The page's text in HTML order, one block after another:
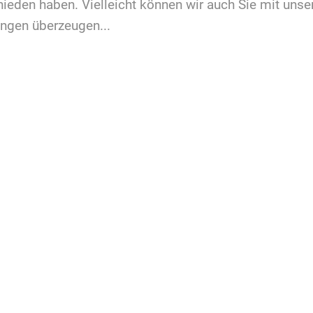
haben. Vielleicht können wir auch Sie mit
überzeugen...